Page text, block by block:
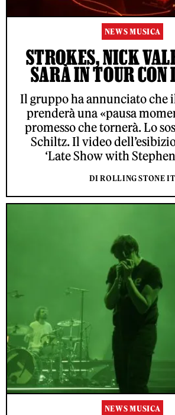
NEWS MUSICA
STROKES, NICK
SARÀ IN TOUR CON
Il gruppo ha annunciato che
prenderà una «pausa
promesso che tornerà. Lo
Schiltz. Il video
‘Late Show with
DI ROLLING STONE IT
NEWS MUSICA